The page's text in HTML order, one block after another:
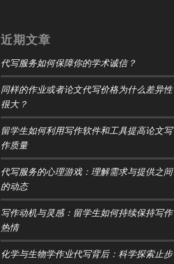
近期文章
代写服务如何保障你的学术诚信？
同样的作业或者论文代写价格为什么差异性
很大？
留学生如何利用写作软件和工具提高论文写
作质量
代写服务的心理游戏：理解需求与提供之间
的动态
写作动机与灵感：留学生如何持续保持写作
热情
化学与生物学作业代写背后：科学探索止步